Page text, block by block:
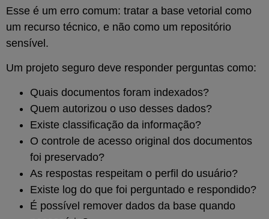
Esse é um erro comum: tratar a base vetorial como
um recurso técnico, e não como um repositório
sensível.
Um projeto seguro deve responder perguntas como:
Quais documentos foram indexados?
Quem autorizou o uso desses dados?
Existe classificação da informação?
O controle de acesso original dos documentos
foi preservado?
As respostas respeitam o perfil do usuário?
Existe log do que foi perguntado e respondido?
É possível remover dados da base quando